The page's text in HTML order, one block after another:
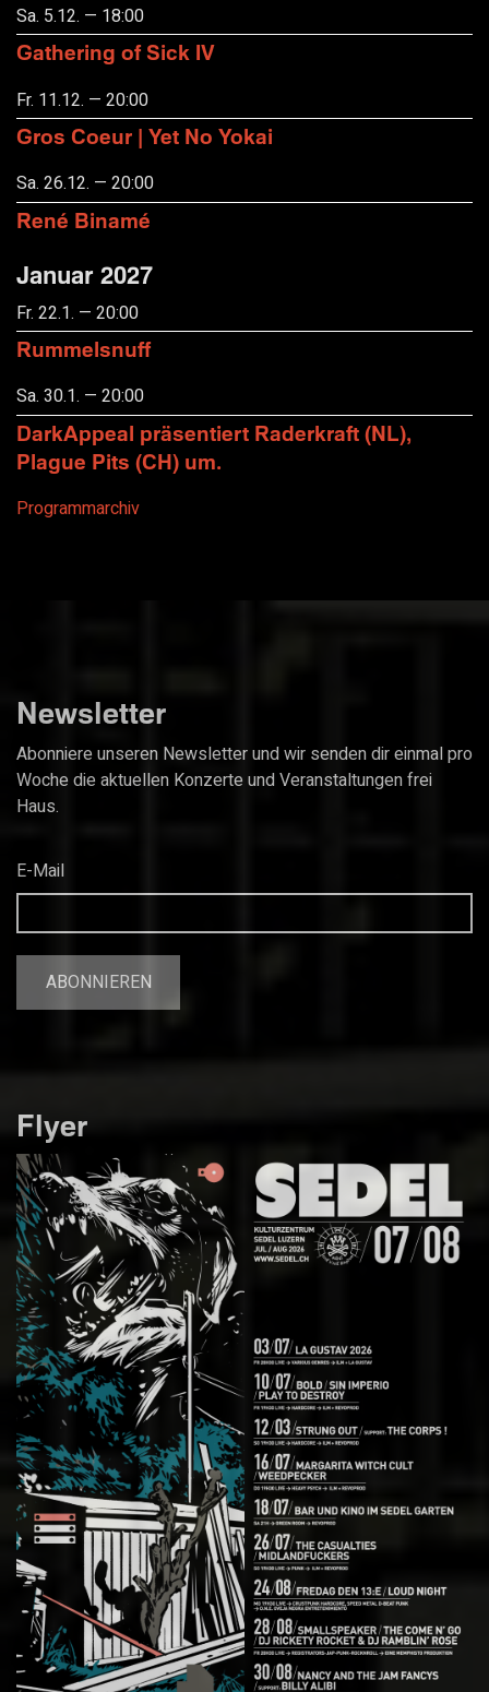
Sa. 5.12. — 18:00
Gathering of Sick IV
Fr. 11.12. — 20:00
Gros Coeur | Yet No Yokai
Sa. 26.12. — 20:00
René Binamé
Januar 2027
Fr. 22.1. — 20:00
Rummelsnuff
Sa. 30.1. — 20:00
DarkAppeal präsentiert Raderkraft (NL),
Plague Pits (CH) um.
Programmarchiv
Newsletter
Abonniere unseren Newsletter und wir senden dir einmal pro
Woche die aktuellen Konzerte und Veranstaltungen frei
Haus.
E-Mail
Flyer